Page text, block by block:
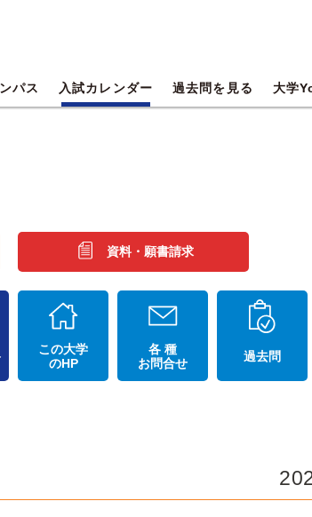
パス 入試カレンダー 過去問を見る 大学
資料・願書請求
この大学
のHP
各 種
お問合せ
過去問